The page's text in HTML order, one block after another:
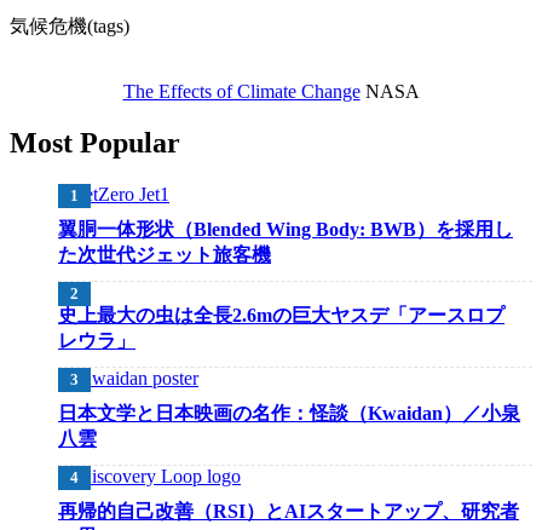
気候危機(tags)
The Effects of Climate ChangeNASA
Most Popular
翼胴一体形状（Blended Wing Body: BWB）を採用し
た次世代ジェット旅客機
史上最大の虫は全長2.6mの巨大ヤスデ「アースロプ
レウラ」
日本文学と日本映画の名作：怪談（Kwaidan）／小泉
八雲
再帰的自己改善（RSI）とAIスタートアップ、研究者